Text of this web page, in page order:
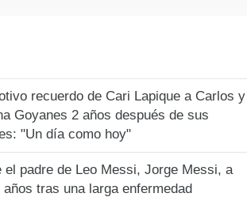
recuerdo de Cari Lapique a Carlos y
Goyanes 2 años después de sus
"Un día como hoy"
el padre de Leo Messi, Jorge Messi, a
años tras una larga enfermedad